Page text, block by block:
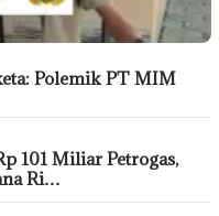
Polemik PT MIM
101 Miliar Petrogas,
Ri…